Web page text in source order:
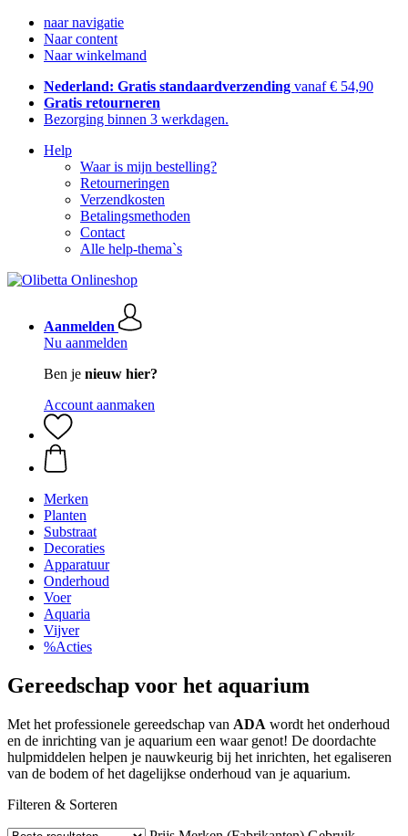
naar navigatie
Naar content
Naar winkelmand
Nederland: Gratis standaardverzending vanaf € 54,90
Gratis retourneren
Bezorging binnen 3 werkdagen.
Help
Waar is mijn bestelling?
Retourneringen
Verzendkosten
Betalingsmethoden
Contact
Alle help-thema`s
Aanmelden
Nu aanmelden
Ben je nieuw hier?
Account aanmaken
Merken
Planten
Substraat
Decoraties
Apparatuur
Onderhoud
Voer
Aquaria
Vijver
%Acties
Gereedschap voor het aquarium
Met het professionele gereedschap van ADA wordt het onderhoud
en de inrichting van je aquarium een waar genot! De doordachte
hulpmiddelen helpen je nauwkeurig bij het inrichten, het egaliseren
van de bodem of het dagelijkse onderhoud van je aquarium.
Filteren & Sorteren